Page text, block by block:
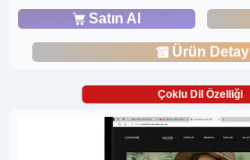
Satın Al
Ürün Detay
Çoklu Dil Özelliği